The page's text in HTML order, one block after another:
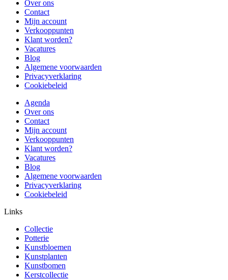
Over ons
Contact
Mijn account
Verkooppunten
Klant worden?
Vacatures
Blog
Algemene voorwaarden
Privacyverklaring
Cookiebeleid
Agenda
Over ons
Contact
Mijn account
Verkooppunten
Klant worden?
Vacatures
Blog
Algemene voorwaarden
Privacyverklaring
Cookiebeleid
Links
Collectie
Potterie
Kunstbloemen
Kunstplanten
Kunstbomen
Kerstcollectie